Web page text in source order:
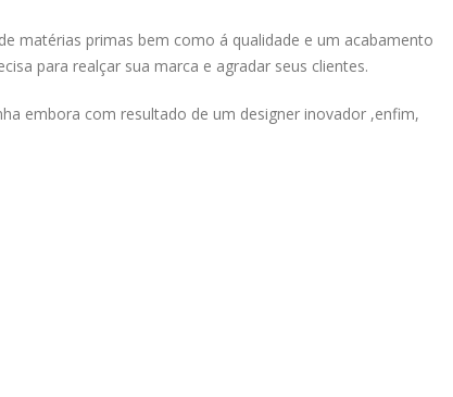
matérias primas bem como á qualidade e um acabamento
para realçar sua marca e agradar seus clientes.
embora com resultado de um designer inovador ,enfim,